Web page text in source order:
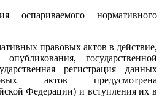
оспариваемого нормативного
правовых актов в действие,
государственной
регистрация данных
актов предусмотрена
Федерации) и вступления их в